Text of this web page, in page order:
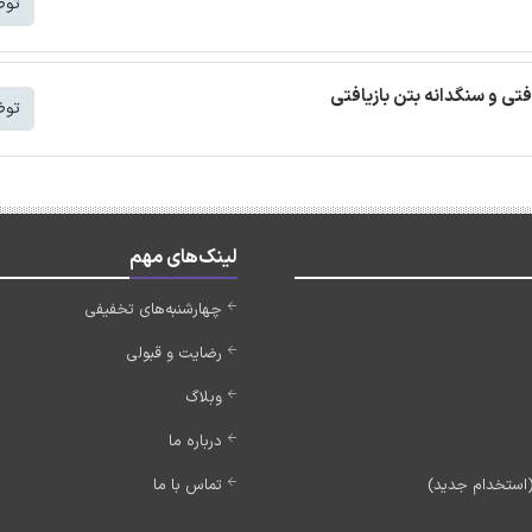
و سنگدانه بتن بازیافتی
لینک‌های مهم
چهارشنبه‌های تخفیفی
رضایت و قبولی
وبلاگ
درباره ما
تماس با ما